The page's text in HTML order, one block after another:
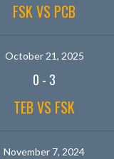
FSK VS PCB
October 21, 2025
0 - 3
TEB VS FSK
November 7, 2024